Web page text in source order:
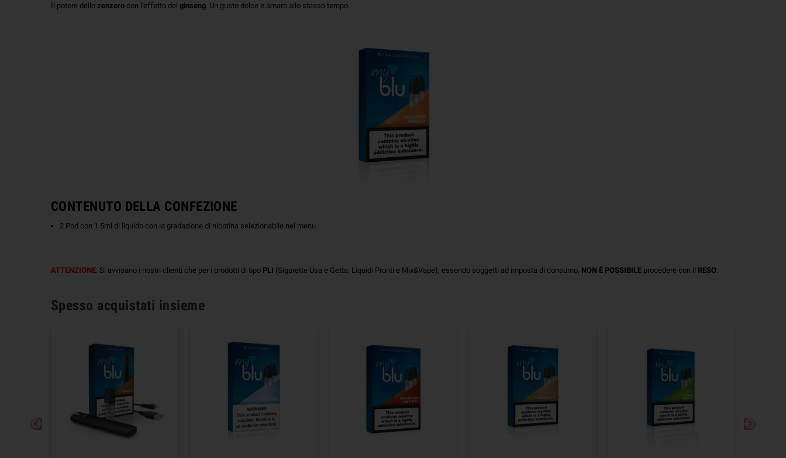
Il potere dello zenzero con l'effetto del ginseng . Un gusto dolce e amaro allo stesso tempo.
CONTENUTO DELLA CONFEZIONE
2 Pod con 1.5ml di liquido con la gradazione di nicotina selezionabile nel menu
ATTENZIONE: Si avvisano i nostri clienti che per i prodotti di tipo PLI (Sigarette Usa e Getta, Liquidi Pronti e Mix&Vape), essendo soggetti ad imposta di consumo, NON È POSSIBILE procedere con il RESO
Spesso acquistati insieme